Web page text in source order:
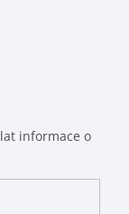
informace o